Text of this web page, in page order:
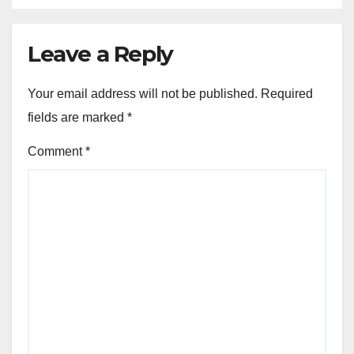
Leave a Reply
Your email address will not be published. Required
fields are marked *
Comment*